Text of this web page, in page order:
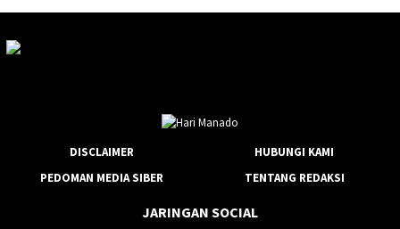
DISCLAIMER
HUBUNGI KAMI
PEDOMAN MEDIA SIBER
TENTANG REDAKSI
JARINGAN SOCIAL